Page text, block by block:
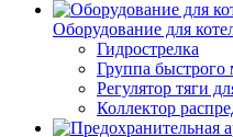
Оборудование для
Гидрострелка
Группа быстрого
Регулятор тяги
Коллектор